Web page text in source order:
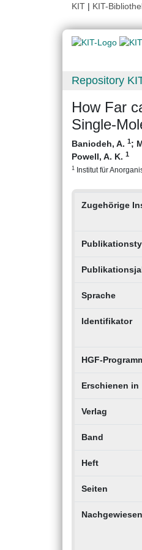
KIT | KIT-
Repository
How Far
Single-
Baniodeh, A. 1;
Powell, A. K. 1
1 Institut für
Zugehörige
Sprache
Identifikator
HGF-
Erschienen in
Verlag
Band
Heft
Seiten